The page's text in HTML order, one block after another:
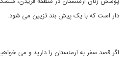
دار است که با یک پیش بند تزیین می شود.
اگر قصد سفر به ارمنستان را دارید و می